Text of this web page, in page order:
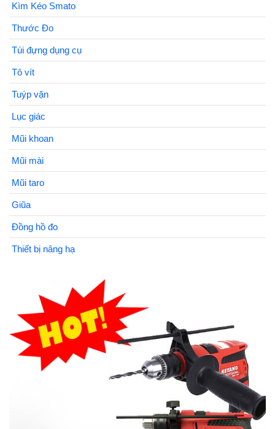
Kìm Kéo Smato
Thước Đo
Túi đựng dụng cụ
Tô vít
Tuýp vặn
Lục giác
Mũi khoan
Mũi mài
Mũi taro
Giũa
Đồng hồ đo
Thiết bị nâng hạ